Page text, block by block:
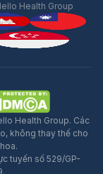
Health Group
Health Group. Các
không thay thế cho
tuyến số 529/GP-